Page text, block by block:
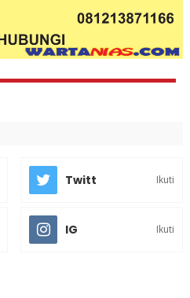
Twitt Ikuti
IG Ikuti